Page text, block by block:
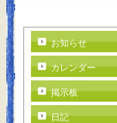
お知らせ
カレンダー
掲示板
日記